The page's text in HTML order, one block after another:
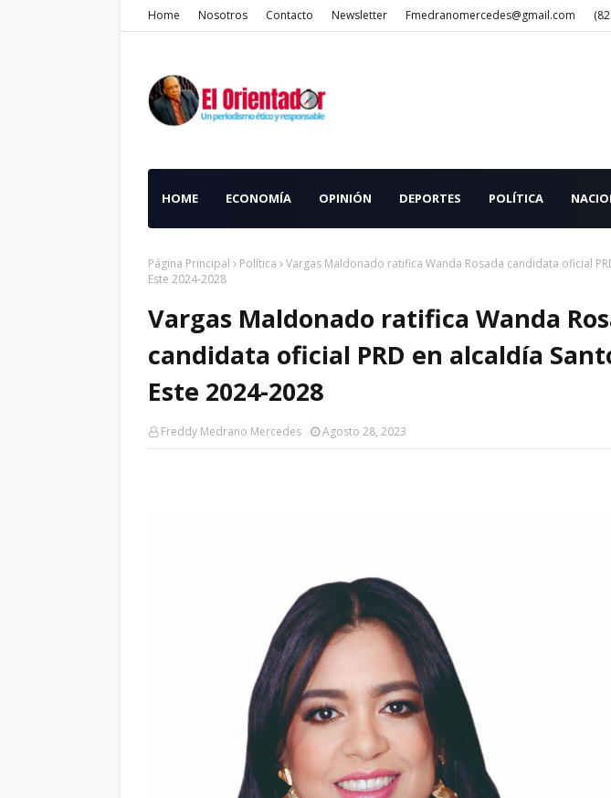
Home Nosotros Contacto Newsletter Fmedranomercedes@gmail.com
HOME ECONOMÍA OPINIÓN DEPORTES POLÍTICA
Página Principal Política
Vargas Maldonado ratifica Wanda Rosada candidata oficial
Este 2024-2028
Vargas Maldonado ratifica Wanda
candidata oficial PRD en alcaldía
Este 2024-2028
Freddy Medrano Mercedes Agosto 28, 2023